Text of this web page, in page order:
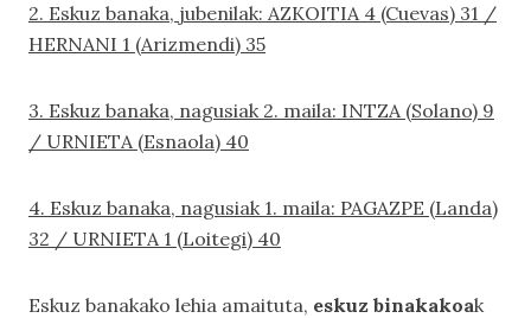
2. Eskuz banaka, jubenilak: AZKOITIA 4 (Cuevas) 31 /
HERNANI 1 (Arizmendi) 35
3. Eskuz banaka, nagusiak 2. maila: INTZA (Solano) 9
/ URNIETA (Esnaola) 40
4. Eskuz banaka, nagusiak 1. maila: PAGAZPE (Landa)
32 / URNIETA 1 (Loitegi) 40
Eskuz banakako lehia amaituta, eskuz binakakoak